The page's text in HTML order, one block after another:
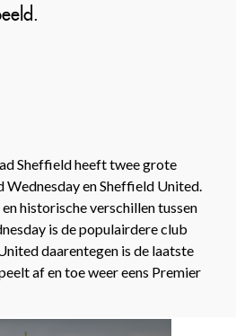
Sheffield heeft twee grote
en Sheffield United.
historische verschillen tussen
is de populairdere club
daarentegen is de laatste
af en toe weer eens Premier